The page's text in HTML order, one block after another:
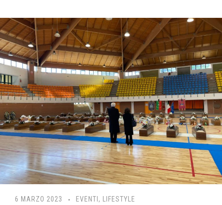
6 MARZO 2023 EVENTI , LIFESTYLE